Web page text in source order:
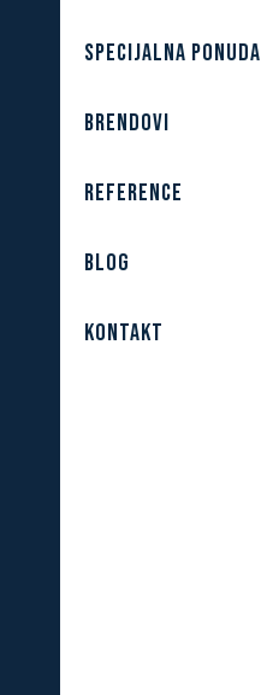
SPECIJALNA PONUDA
BRENDOVI
REFERENCE
BLOG
KONTAKT